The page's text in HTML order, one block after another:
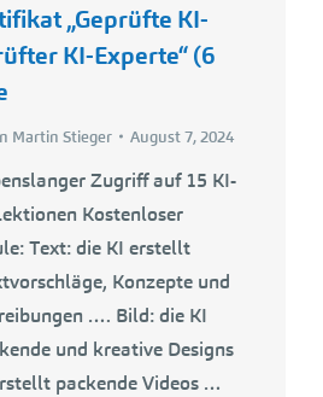
„Geprüfte KI-
KI-Experte“ (6
Martin Stieger August 7, 2024
Zugriff auf 15 KI-
Kostenloser
Text: die KI erstellt
Konzepte und
…. Bild: die KI
und kreative Designs
packende Videos …